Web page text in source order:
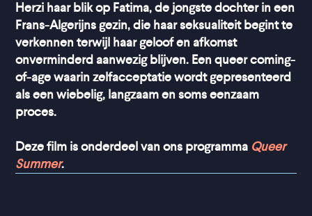
Herzi haar blik op Fatima, de jongste dochter in een
Frans-Algerijns gezin, die haar seksualiteit begint te
verkennen terwijl haar geloof en afkomst
onverminderd aanwezig blijven. Een queer coming-
of-age waarin zelfacceptatie wordt gepresenteerd
als een wiebelig, langzaam en soms eenzaam
proces.
Deze film is onderdeel van ons programma Queer
Summer.